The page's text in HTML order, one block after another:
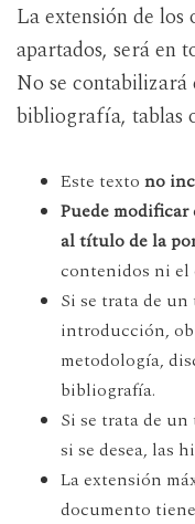
La extensión de
apartados, será en
No se contabilizará
bibliografía, tablas
Este texto no
Puede
al título de la
contenidos ni el
Si se trata de
introducción,
metodología,
bibliografía.
Si se trata de
si se desea, las
La extensión
documento